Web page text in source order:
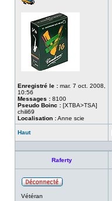
Enregistré le : mar. 7 oct. 2008,
10:56
Messages : 8100
Pseudo Boinc : [XTBA>TSA]
chili69
Localisation :Anne scie
Haut
Raferty
Vétéran